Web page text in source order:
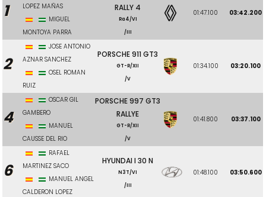
1
LOPEZ MAÑAS
MIGUEL
MONTOYA PARRA
RALLY 4
Ra4/VI
/III
01:47.100 03:42.200
2
JOSE ANTONIO
AZNAR SANCHEZ
OSEL ROMAN
RUIZ
PORSCHE 911 GT3
GT-R/XII
/V
01:34.100 03:20.100
4
OSCAR GIL
GAMBERO
MANUEL
CAUSSE DEL RIO
PORSCHE 997 GT3
RALLYE
GT-R/XII
/V
01:41.800 03:37.100
6
RAFAEL
MARTINEZ SACO
MANUEL ANGEL
CALDERON LOPEZ
HYUNDAI I 30 N
N3T/VI
/III
01:48.100 03:50.600